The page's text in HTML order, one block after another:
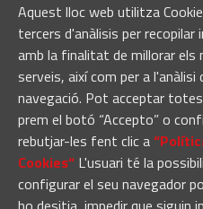
Aquest lloc web utilitza
tercers d'anàlisis per recopilar
amb la finalitat de millorar els
serveis, així com per a l'anàlisi
navegació. Pot acceptar
prem el botó “Accepto” o
rebutjar-les fent clic a
Cookies“ L'usuari té la
configurar el seu navegador
Viladordis es prepara per
Sant Vicenç de Castellet
comissaria de la Policia
Pompeu Fabra, 7-13,